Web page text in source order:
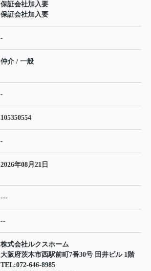
保証会社加入要
保証会社加入要
-
仲介 / 一般
-
105350554
-
2026年08月21日
---
--
株式会社ルクスホーム
大阪府茨木市西駅前町7番30号 田井ビル 1階
TEL:072-646-8985